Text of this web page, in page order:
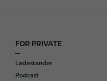
F
o
o
FOR PRIVATE
Ladestander
Podcast